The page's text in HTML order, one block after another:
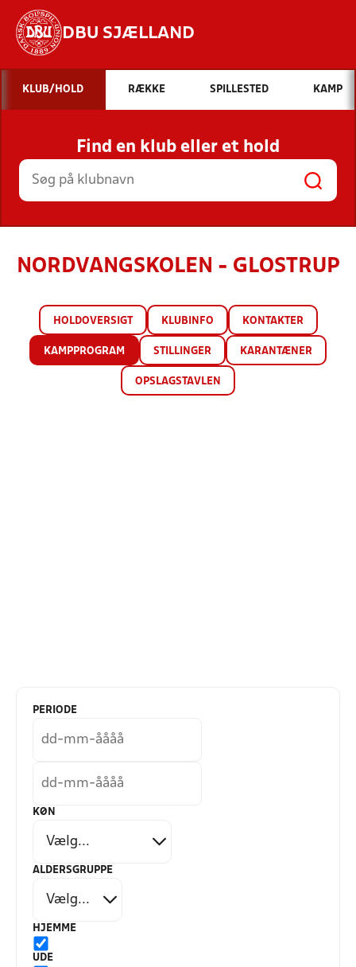
DBU SJÆLLAND
Hvad vil du søge efter?
INDHOLD OG NYHEDER
STILLINGER, RESULTATER, KLUBBER OG
HOLD
KLUB/HOLD RÆKKE SPILLESTED KAMP
Find en klub eller et hold
NORDVANGSKOLEN - GLOSTRUP
HOLDOVERSIGT KLUBINFO KONTAKTER
KAMPPROGRAM STILLINGER KARANTÆNER
OPSLAGSTAVLEN
PERIODE
KØN
ALDERSGRUPPE
HJEMME
UDE